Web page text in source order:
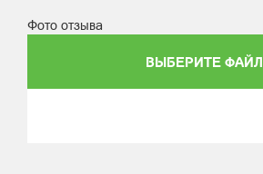
Фото отзыва
ВЫБЕРИТЕ ФАЙЛ